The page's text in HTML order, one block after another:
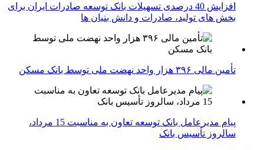
افزایش 40 درصدی تسهیلات بانک توسعه صادرات ایران برای
بخش های تولید، صادرات و دانش بنیان ها
تأمین مالی ۳۹۶ هزار واحد نهضت ملی توسط بانک مسکن
پیام مدیرعامل بانک توسعه تعاون به مناسبت 15 مرداد،
سالروز تأسیس بانک